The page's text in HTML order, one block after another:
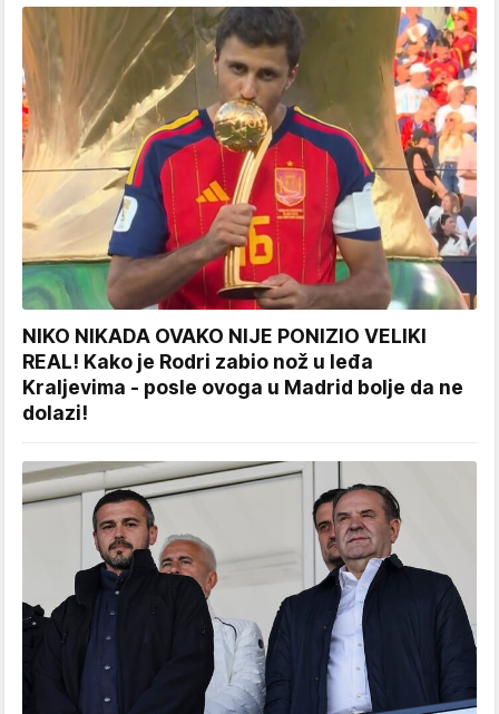
NIKO NIKADA OVAKO NIJE PONIZIO VELIKI
REAL! Kako je Rodri zabio nož u leđa
Kraljevima - posle ovoga u Madrid bolje da ne
dolazi!